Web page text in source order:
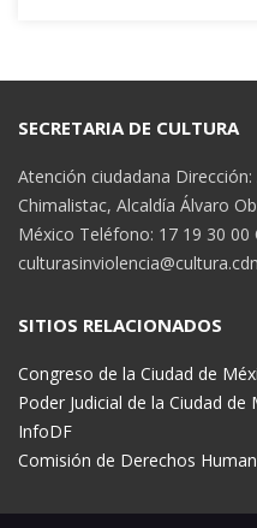
SECRETARIA DE CULTURA
Atención ciudadana
Chimalistac, Alcaldía Álvaro
México Teléfono: 17 19 30 00
SITIOS RELACIONADOS
Congreso de la Ciudad de
Poder Judicial de la Ciudad de
InfoDF
Comisión de Derechos